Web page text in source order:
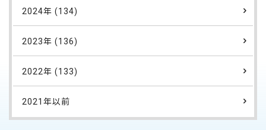
2024年 (134)
2023年 (136)
2022年 (133)
2021年以前